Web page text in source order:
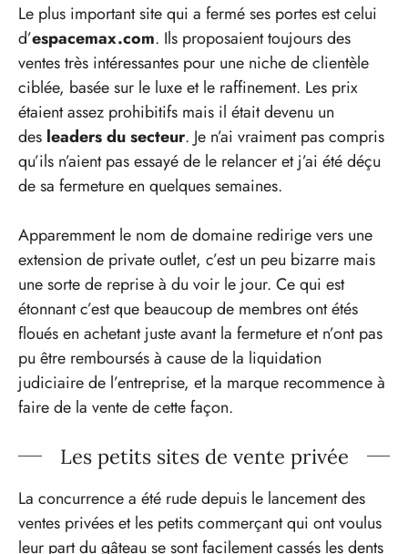
Le plus important site qui a fermé ses portes est celui
d’espacemax.com. Ils proposaient toujours des
ventes très intéressantes pour une niche de clientèle
ciblée, basée sur le luxe et le raffinement. Les prix
étaient assez prohibitifs mais il était devenu un
des leaders du secteur. Je n’ai vraiment pas compris
qu’ils n’aient pas essayé de le relancer et j’ai été déçu
de sa fermeture en quelques semaines.
Apparemment le nom de domaine redirige vers une
extension de private outlet, c’est un peu bizarre mais
une sorte de reprise à du voir le jour. Ce qui est
étonnant c’est que beaucoup de membres ont étés
floués en achetant juste avant la fermeture et n’ont pas
pu être remboursés à cause de la liquidation
judiciaire de l’entreprise, et la marque recommence à
faire de la vente de cette façon.
Les petits sites de vente privée
La concurrence a été rude depuis le lancement des
ventes privées et les petits commerçant qui ont voulus
leur part du gâteau se sont facilement cassés les dents